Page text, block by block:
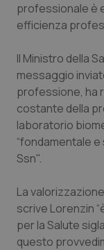
Valle
Veneto
Oncologia
Psoriasi &
professionale è
efficienza
Il Ministro della
messaggio
professione, ha
costante della
laboratorio
“fondamentale
Ssn".
La
scrive Lorenzin
per la Salute
questo